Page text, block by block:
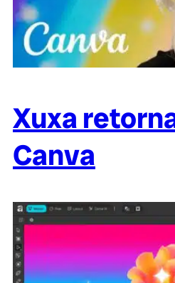
Xuxa
Canva